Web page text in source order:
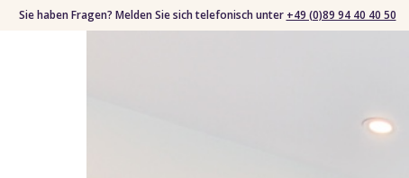
Sie haben Fragen? Melden Sie sich telefonisch unter +49 (0)89 94 40 40 50